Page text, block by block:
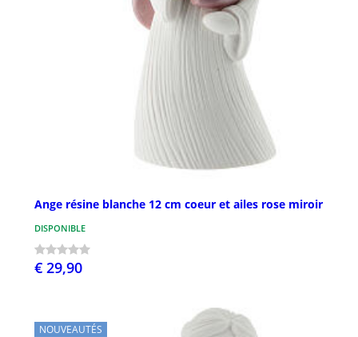
Ange résine blanche 12 cm coeur et ailes rose miroir
DISPONIBLE
€ 29,90
NOUVEAUTÉS